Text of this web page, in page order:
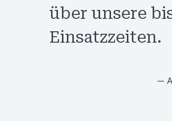
über unsere
Einsatzzeiten.
—